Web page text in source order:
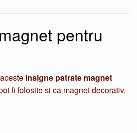
pentru
insigne patrate magnet
fi folosite si ca magnet decorativ.